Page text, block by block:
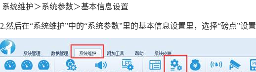
系统维护＞系统参数＞基本信息设置
2.然后在“系统维护”中的“系统参数”里的基本信息设置里，选择“磅点”设置